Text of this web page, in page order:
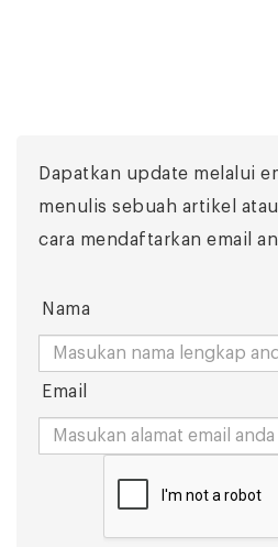
Dapatkan update melalui
menulis sebuah artikel
cara mendaftarkan email
Nama
Email